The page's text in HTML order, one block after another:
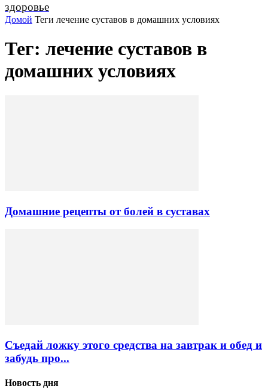
здоровье
Домой Теги лечение суставов в домашних условиях
Тег: лечение суставов в
домашних условиях
Домашние рецепты от болей в суставах
Съедай ложку этого средства на завтрак и обед и
забудь про...
Новость дня